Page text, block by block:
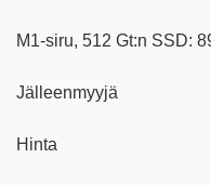
M1-siru, 512 Gt:n SSD:
Jälleenmyyjä
Hinta